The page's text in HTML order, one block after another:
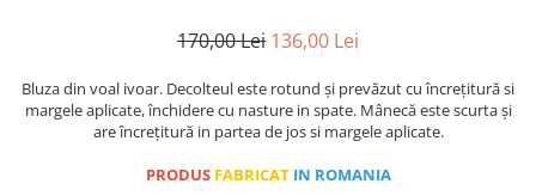
170,00 Lei 136,00 Lei
Bluza din voal ivoar. Decolteul este rotund și prevăzut cu încrețitură si
margele aplicate, închidere cu nasture in spate. Mânecă este scurta și
are încrețitură in partea de jos si margele aplicate.
PRODUS FABRICAT IN ROMANIA